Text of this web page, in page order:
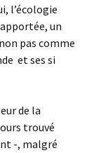
l’écologie
un
pas comme
et ses si
de la
trouvé
-, malgré